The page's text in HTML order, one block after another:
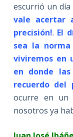
escurrió un
vale acertar
precisión!. El
sea la
viviremos en
en donde
recuerdo del
ocurre en un
nosotros ya